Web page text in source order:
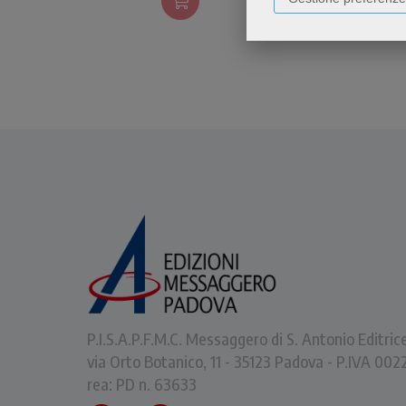
P.I.S.A.P.F.M.C. Messaggero di S. Antonio
via Orto Botanico, 11 - 35123 Padova - P.IVA
rea: PD n. 63633